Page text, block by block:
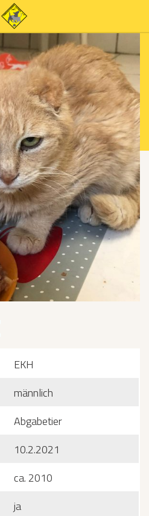
EKH
männlich
Abgabetier
10.2.2021
ca. 2010
ja